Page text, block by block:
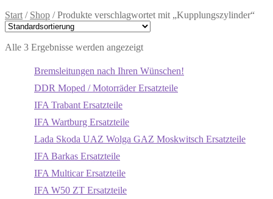
Start / Shop /Produkte verschlagwortet mit „Kupplungszylinder“
Alle 3 Ergebnisse werden angezeigt
Bremsleitungen nach Ihren Wünschen!
DDR Moped / Motorräder Ersatzteile
IFA Trabant Ersatzteile
IFA Wartburg Ersatzteile
Lada Skoda UAZ Wolga GAZ Moskwitsch Ersatzteile
IFA Barkas Ersatzteile
IFA Multicar Ersatzteile
IFA W50 ZT Ersatzteile